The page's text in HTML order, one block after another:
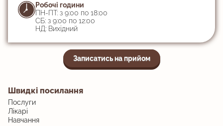
Робочі години
ПН-ПТ: з 9:00 по 18:00
СБ: з 9:00 по 12:00
НД: Вихідний
Записатись на прийом
Швидкі посилання
Послуги
Лікарі
Навчання